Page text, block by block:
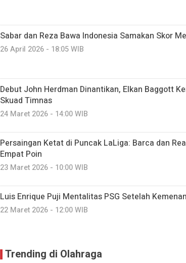
Sabar dan Reza Bawa Indonesia Samakan Skor
26 April 2026 - 18:05 WIB
Debut John Herdman Dinantikan, Elkan Baggott
Skuad Timnas
24 Maret 2026 - 14:00 WIB
Persaingan Ketat di Puncak LaLiga: Barca dan
Empat Poin
23 Maret 2026 - 10:00 WIB
Luis Enrique Puji Mentalitas PSG Setelah
22 Maret 2026 - 12:00 WIB
Trending di Olahraga